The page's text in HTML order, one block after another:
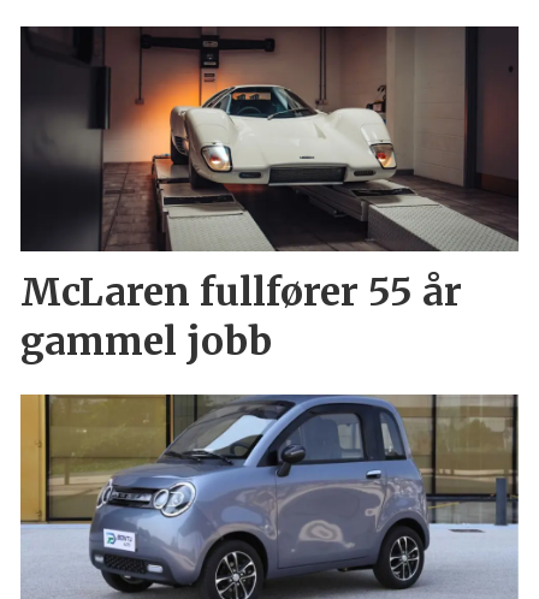
McLaren fullfører 55 år
gammel jobb